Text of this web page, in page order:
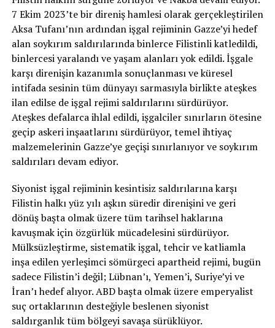
7 Ekim 2023’te bir direniş hamlesi olarak gerçekleştirilen
Aksa Tufanı’nın ardından işgal rejiminin Gazze’yi hedef
alan soykırım saldırılarında binlerce Filistinli katledildi,
binlercesi yaralandı ve yaşam alanları yok edildi. İşgale
karşı direnişin kazanımla sonuçlanması ve küresel
intifada sesinin tüm dünyayı sarmasıyla birlikte ateşkes
ilan edilse de işgal rejimi saldırılarını sürdürüyor.
Ateşkes defalarca ihlal edildi, işgalciler sınırların ötesine
geçip askeri inşaatlarını sürdürüyor, temel ihtiyaç
malzemelerinin Gazze’ye geçişi sınırlanıyor ve soykırım
saldırıları devam ediyor.
Siyonist işgal rejiminin kesintisiz saldırılarına karşı
Filistin halkı yüz yılı aşkın süredir direnişini ve geri
dönüş başta olmak üzere tüm tarihsel haklarına
kavuşmak için özgürlük mücadelesini sürdürüyor.
Mülksüzleştirme, sistematik işgal, tehcir ve katliamla
inşa edilen yerleşimci sömürgeci apartheid rejimi, bugün
sadece Filistin’i değil; Lübnan’ı, Yemen’i, Suriye’yi ve
İran’ı hedef alıyor. ABD başta olmak üzere emperyalist
suç ortaklarının desteğiyle beslenen siyonist
saldırganlık tüm bölgeyi savaşa sürüklüyor.